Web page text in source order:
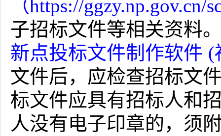
（https://ggzy.np.gov.cn/
子招标文件等相关资料
新点投标文件制作软件 (
文件后，应检查招标文
标文件应具有招标人和
人没有电子印章的， 须